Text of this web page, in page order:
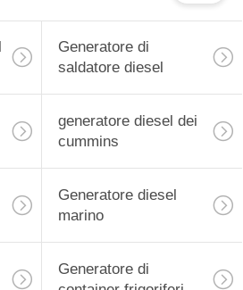
Generatore di
saldatore diesel
generatore diesel dei
cummins
Generatore diesel
marino
Generatore di